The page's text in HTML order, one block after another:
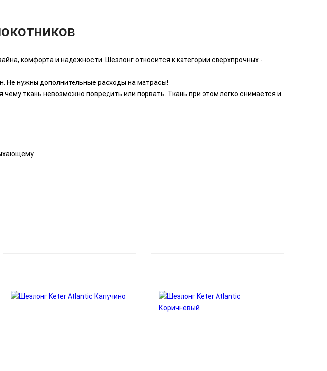
комфорта и надежности. Шезлонг относится к категории сверхпрочных -
Не нужны дополнительные расходы на матрасы!
ткань невозможно повредить или порвать. Ткань при этом легко снимается и